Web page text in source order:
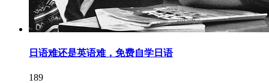
日语难还是英语难，免费自学日语
189